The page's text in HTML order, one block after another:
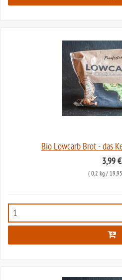
Bio Lowcarb Brot - das
3,99 €
( 0,2 kg/